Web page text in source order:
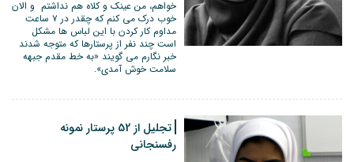
خواهم، من عینک و کلاه هم نداشتم و الان
خوب درک می کنم که چقدر در ۷ ساعت
مداوم کار کردن با این لباس ها مشکل
است چند نفر از پرستارها که متوجه شدند
خبر نگارم می گویند «به خط مقدم جبهه
سلامت خوش آمدی».
تجلیل از 52 پرستار نمونه
رفسنجانی